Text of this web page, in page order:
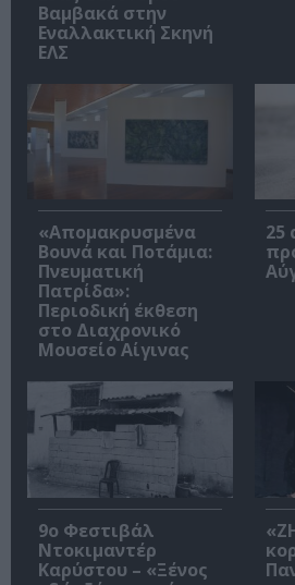
Βαμβακά στην
Εναλλακτική Σκηνή
ΕΛΣ
«Απομακρυσμένα
Βουνά και Ποτάμια:
Πνευματική
Πατρίδα»:
Περιοδική έκθεση
στο Διαχρονικό
Μουσείο Αίγινας
25
9ο Φεστιβάλ
Ντοκιμαντέρ
Καρύστου – «Ξένος